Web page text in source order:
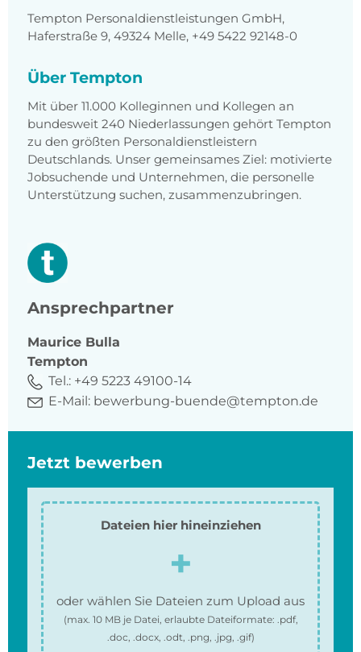
Tempton Personaldienstleistungen GmbH,
Haferstraße 9, 49324 Melle, +49 5422 92148-0
Über Tempton
Mit über 11.000 Kolleginnen und Kollegen an
bundesweit 240 Niederlassungen gehört Tempton
zu den größten Personaldienstleistern
Deutschlands. Unser gemeinsames Ziel: motivierte
Jobsuchende und Unternehmen, die personelle
Unterstützung suchen, zusammenzubringen.
Ansprechpartner
Maurice Bulla
Tempton
Tel.: +49 5223 49100-14
E-Mail: bewerbung-buende@tempton.de
Jetzt bewerben
Dateien hier hineinziehen
oder wählen Sie Dateien zum Upload aus
(max. 10 MBje Datei, erlaubte Dateiformate: .pdf,
.doc, .docx, .odt, .png, .jpg, .gif)